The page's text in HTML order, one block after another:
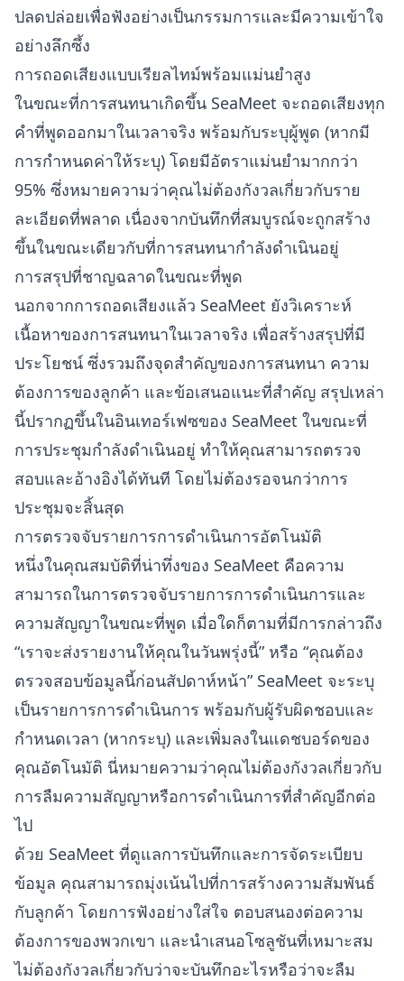
ปลดปล่อยเพื่อฟังอย่างเป็นกรรมการและมีความเข้าใจ
อย่างลึกซึ้ง
การถอดเสียงแบบเรียลไทม์พร้อมแม่นยำสูง
ในขณะที่การสนทนาเกิดขึ้น SeaMeet จะถอดเสียงทุก
คำที่พูดออกมาในเวลาจริง พร้อมกับระบุผู้พูด (หากมี
การกำหนดค่าให้ระบุ) โดยมีอัตราแม่นยำมากกว่า
95% ซึ่งหมายความว่าคุณไม่ต้องกังวลเกี่ยวกับราย
ละเอียดที่พลาด เนื่องจากบันทึกที่สมบูรณ์จะถูกสร้าง
ขึ้นในขณะเดียวกับที่การสนทนากำลังดำเนินอยู่
การสรุปที่ชาญฉลาดในขณะที่พูด
นอกจากการถอดเสียงแล้ว SeaMeet ยังวิเคราะห์
เนื้อหาของการสนทนาในเวลาจริง เพื่อสร้างสรุปที่มี
ประโยชน์ ซึ่งรวมถึงจุดสำคัญของการสนทนา ความ
ต้องการของลูกค้า และข้อเสนอแนะที่สำคัญ สรุปเหล่า
นี้ปรากฏขึ้นในอินเทอร์เฟซของ SeaMeet ในขณะที่
การประชุมกำลังดำเนินอยู่ ทำให้คุณสามารถตรวจ
สอบและอ้างอิงได้ทันที โดยไม่ต้องรอจนกว่าการ
ประชุมจะสิ้นสุด
การตรวจจับรายการการดำเนินการอัตโนมัติ
หนึ่งในคุณสมบัติที่น่าทึ่งของ SeaMeet คือความ
สามารถในการตรวจจับรายการการดำเนินการและ
ความสัญญาในขณะที่พูด เมื่อใดก็ตามที่มีการกล่าวถึง
“เราจะส่งรายงานให้คุณในวันพรุ่งนี้” หรือ “คุณต้อง
ตรวจสอบข้อมูลนี้ก่อนสัปดาห์หน้า” SeaMeet จะระบุ
เป็นรายการการดำเนินการ พร้อมกับผู้รับผิดชอบและ
กำหนดเวลา (หากระบุ) และเพิ่มลงในแดชบอร์ดของ
คุณอัตโนมัติ นี่หมายความว่าคุณไม่ต้องกังวลเกี่ยวกับ
การลืมความสัญญาหรือการดำเนินการที่สำคัญอีกต่อ
ไป
ด้วย SeaMeet ที่ดูแลการบันทึกและการจัดระเบียบ
ข้อมูล คุณสามารถมุ่งเน้นไปที่การสร้างความสัมพันธ์
กับลูกค้า โดยการฟังอย่างใส่ใจ ตอบสนองต่อความ
ต้องการของพวกเขา และนำเสนอโซลูชันที่เหมาะสม
ไม่ต้องกังวลเกี่ยวกับว่าจะบันทึกอะไรหรือว่าจะลืม